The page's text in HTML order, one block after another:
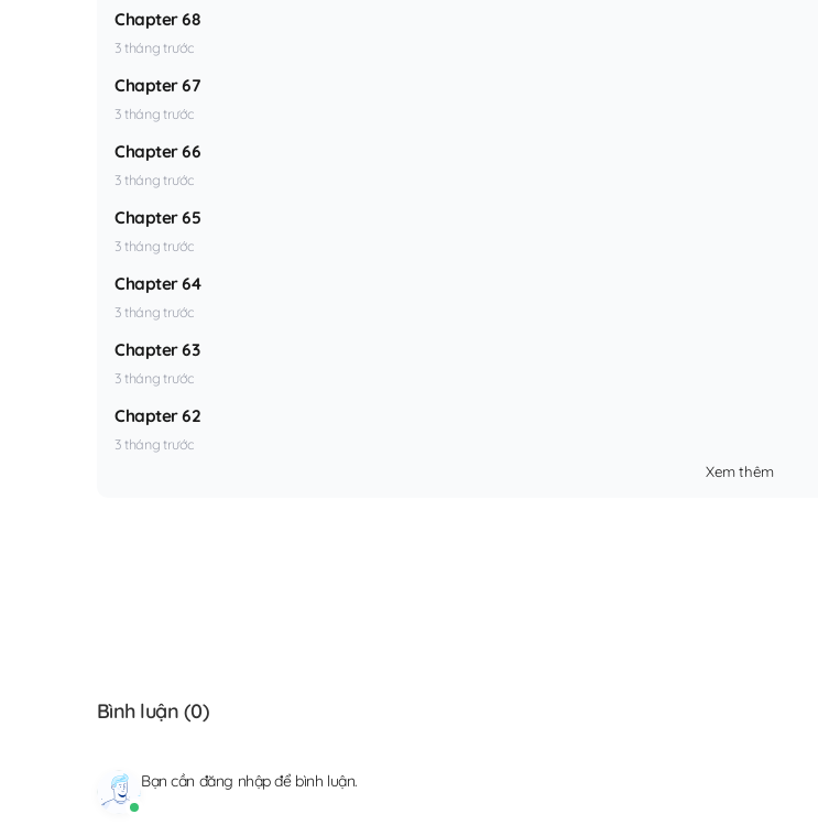
Chapter 68
3 tháng trước
Chapter 67
3 tháng trước
Chapter 66
3 tháng trước
Chapter 65
3 tháng trước
Chapter 64
3 tháng trước
Chapter 63
3 tháng trước
Chapter 62
3 tháng trước
Xem thêm
Bình luận (0)
Bạn cần đăng nhậpđể bình luận.